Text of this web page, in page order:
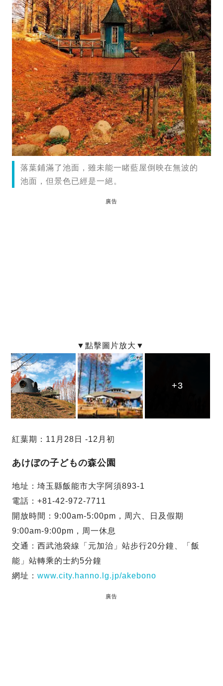
落葉鋪滿了池面，雖未能一睹藍屋倒映在無波的
池面，但景色已經是一絕。
廣告
+3
+3
+3
紅葉期：11月28日 -12月初
あけぼの子どもの森公園
地址：埼玉縣飯能市大字阿須893-1
電話：+81-42-972-7711
開放時間：9:00am-5:00pm，周六、日及假期
9:00am-9:00pm，周一休息
交通：西武池袋線「元加治」站步行20分鐘、「飯
能」站轉乘的士約5分鐘
網址： www.city.hanno.lg.jp/akebono
廣告